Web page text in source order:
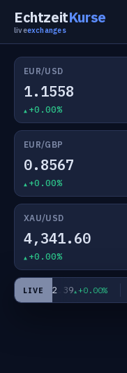
EchtzeitKurse
liveexchanges
EUR/USD
1.1558
+0.00%
EUR/GBP
0.8567
+0.00%
XAU/USD
4,341.60
+0.00%
LIVE
EUR/JPY182.39 +0.00%